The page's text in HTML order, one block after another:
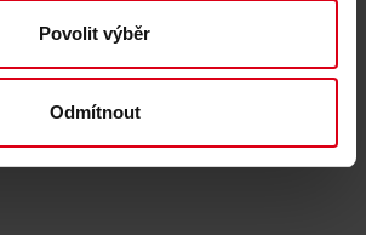
Povolit výběr
Odmítnout
taková pravidla soutěže, která umožní
všechny potenciální dodavatele a